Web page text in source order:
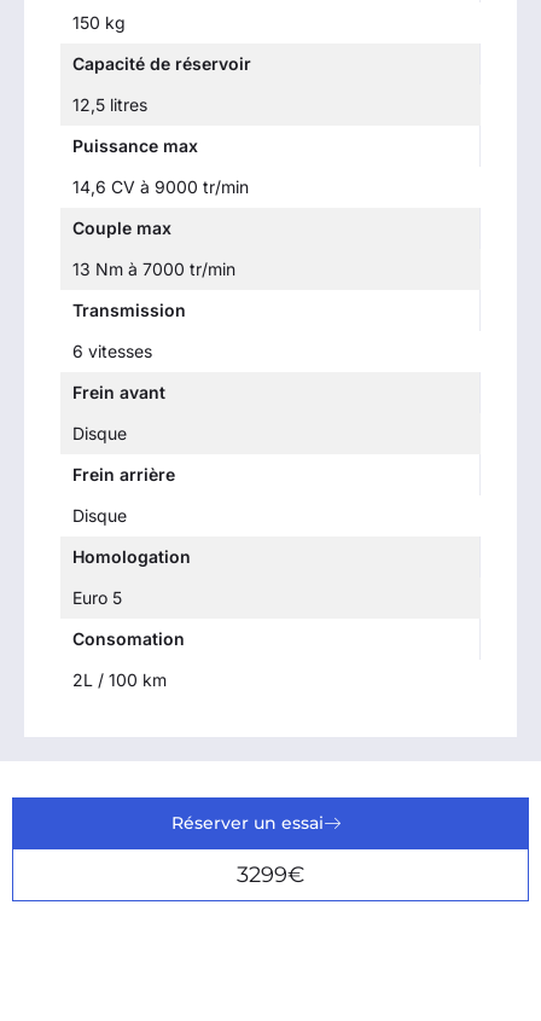
150 kg
Capacité de réservoir
12,5 litres
Puissance max
14,6 CV à 9000 tr/min
Couple max
13 Nm à 7000 tr/min
Transmission
6 vitesses
Frein avant
Disque
Frein arrière
Disque
Homologation
Euro 5
Consomation
2L / 100 km
Réserver un essai
3299€